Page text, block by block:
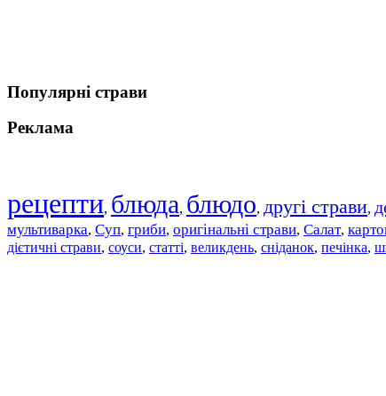
Популярні страви
Реклама
рецепти, блюда, блюдо, другі страви,
мультиварка, Суп, гриби, оригінальні страви, Салат,
дієтичні страви, соуси, статті, великдень, сніданок, печінка,